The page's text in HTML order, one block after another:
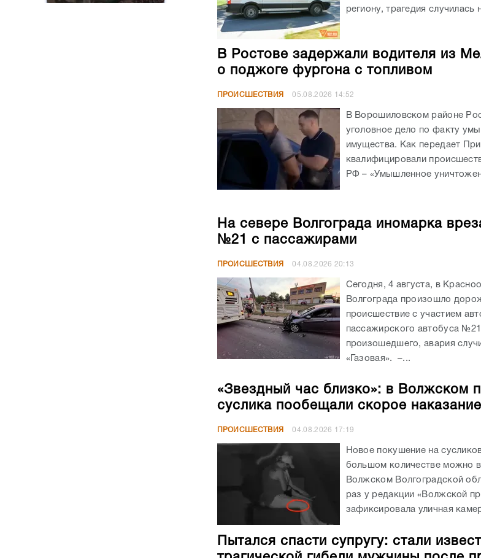
региону, трагедия
В Ростове задержали водителя из
о поджоге фургона с топливом
ПРОИСШЕСТВИЯ 05.08.2026 14:52
В Ворошиловском районе
уголовное дело по факту
имущества. Как передает
квалифицировали
РФ – «Умышленное
На севере Волгограда иномарка
№21 с пассажирами
ПРОИСШЕСТВИЯ 04.08.2026 20:13
Сегодня, 4 августа, в
Волгограда произошло
происшествие с участием
пассажирского автобуса
произошедшего, авария
«Газовая». –...
«Звездный час близко»: в Волжском
суслика пообещали скорое наказание
ПРОИСШЕСТВИЯ 04.08.2026 17:19
Новое покушение на
большом количестве можно
Волжском Волгоградской
раз у редакции «Волжской
зафиксировала уличная
Пытался спасти супругу: стали